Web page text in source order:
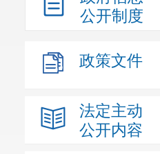
公开制度
政策文件
法定主动
公开内容